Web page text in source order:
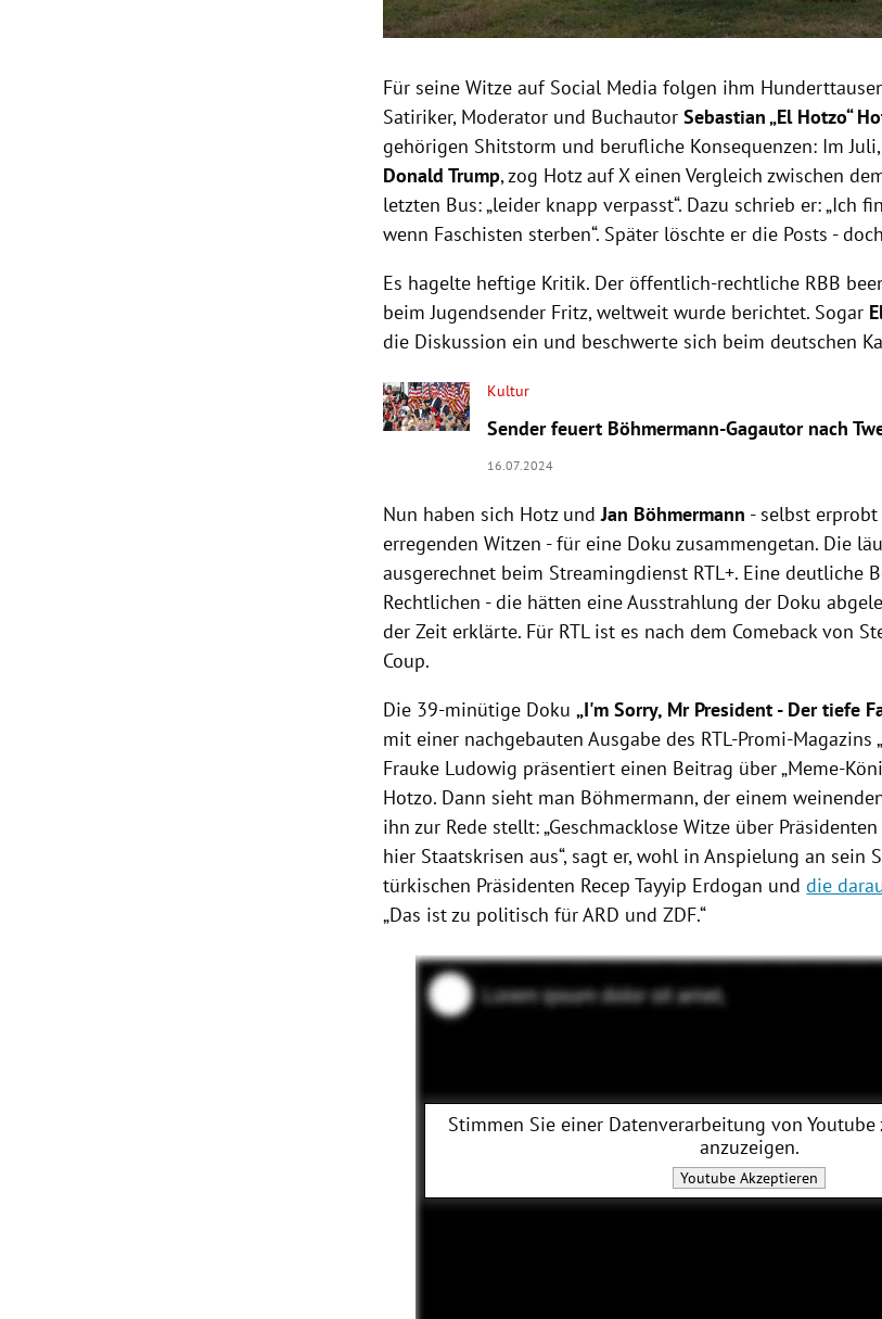
Für seine Witze auf Social Media folgen ihm
Satiriker, Moderator und Buchautor Sebastian „El Hotzo“
gehörigen Shitstorm und berufliche Konsequenzen: Im
Donald Trump, zog Hotz auf X einen Vergleich zwischen
letzten Bus: „leider knapp verpasst“. Dazu schrieb er: „Ich
wenn Faschisten sterben“. Später löschte er die Posts -
Es hagelte heftige Kritik. Der öffentlich-rechtliche RBB
beim Jugendsender Fritz, weltweit wurde berichtet. Sogar
die Diskussion ein und beschwerte sich beim deutschen
Kultur
Sender feuert Böhmermann-Gagautor nach
16.07.2024
Nun haben sich Hotz undJan Böhmermann - selbst
erregenden Witzen - für eine Doku zusammengetan. Die
ausgerechnet beim Streamingdienst RTL+. Eine deutliche
Rechtlichen - die hätten eine Ausstrahlung der Doku
der Zeit erklärte. Für RTL ist es nach dem Comeback von
Coup.
Die 39-minütige Doku„I'm Sorry, Mr President - Der tiefe
mit einer nachgebauten Ausgabe des RTL-Promi-Magazins
Frauke Ludowig präsentiert einen Beitrag über „Meme-
Hotzo. Dann sieht man Böhmermann, der einem
ihn zur Rede stellt: „Geschmacklose Witze über
hier Staatskrisen aus“, sagt er, wohl in Anspielung an sein
türkischen Präsidenten Recep Tayyip Erdogan unddie
„Das ist zu politisch für ARD und ZDF.“
Stimmen Sie einer Datenverarbeitung vonYoutube
anzuzeigen.
Youtube Akzeptieren